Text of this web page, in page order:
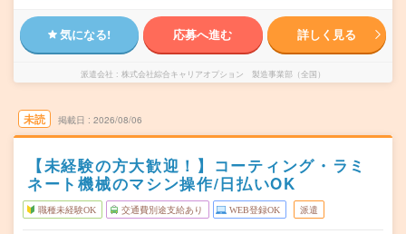
気になる! 応募へ進む 詳しく見る
派遣会社 株式会社綜合キャリアオプション 製造事業部（全国）
未読 掲載日 2026/08/06
【未経験の方大歓迎！】コーティング・ラミ
ネート機械のマシン操作/日払いOK
職種未経験OK 交通費別途支給あり WEB登録OK 派遣